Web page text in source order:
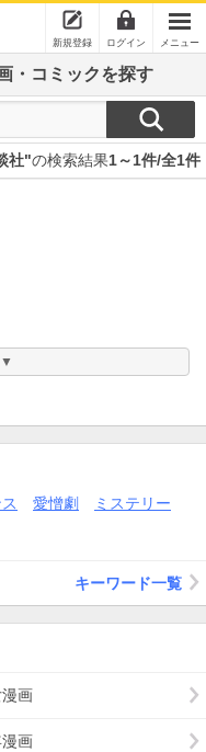
新規登録 ログイン メニュー
・コミックを探す
社"の検索結果1～1件/全1件
▼
愛憎劇
ミステリー
キーワード一覧
画
画